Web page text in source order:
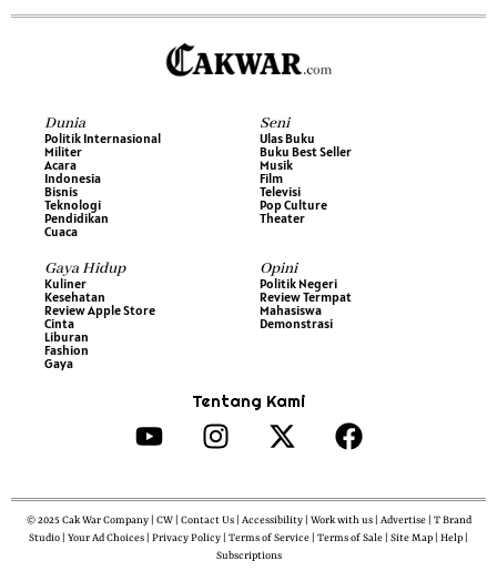
Dunia
Politik Internasional
Militer
Acara
Indonesia
Bisnis
Teknologi
Pendidikan
Cuaca
Seni
Ulas Buku
Buku Best Seller
Musik
Film
Televisi
Pop Culture
Theater
Gaya Hidup
Kuliner
Kesehatan
Review Apple Store
Cinta
Liburan
Fashion
Gaya
Opini
Politik Negeri
Review Termpat
Mahasiswa
Demonstrasi
Tentang Kami
© 2025 Cak War Company | CW | Contact Us | Accessibility | Work with us | Advertise | T Brand
Studio | Your Ad Choices | Privacy Policy | Terms of Service | Terms of Sale | Site Map | Help |
Subscriptions